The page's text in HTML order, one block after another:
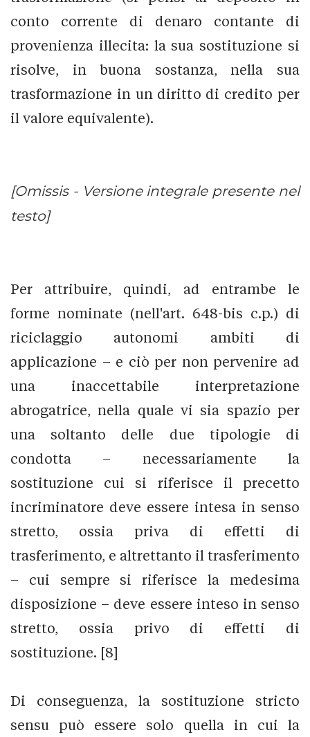
conto corrente di denaro contante di
provenienza illecita: la sua sostituzione si
risolve, in buona sostanza, nella sua
trasformazione in un diritto di credito per
il valore equivalente).
[Omissis - Versione integrale presente nel
testo]
Per attribuire, quindi, ad entrambe le
forme nominate (nell'art. 648-bis c.p.) di
riciclaggio autonomi ambiti di
applicazione – e ciò per non pervenire ad
una inaccettabile interpretazione
abrogatrice, nella quale vi sia spazio per
una soltanto delle due tipologie di
condotta – necessariamente la
sostituzione cui si riferisce il precetto
incriminatore deve essere intesa in senso
stretto, ossia priva di effetti di
trasferimento, e altrettanto il trasferimento
– cui sempre si riferisce la medesima
disposizione – deve essere inteso in senso
stretto, ossia privo di effetti di
sostituzione. [8]
Di conseguenza, la sostituzione stricto
sensu può essere solo quella in cui la